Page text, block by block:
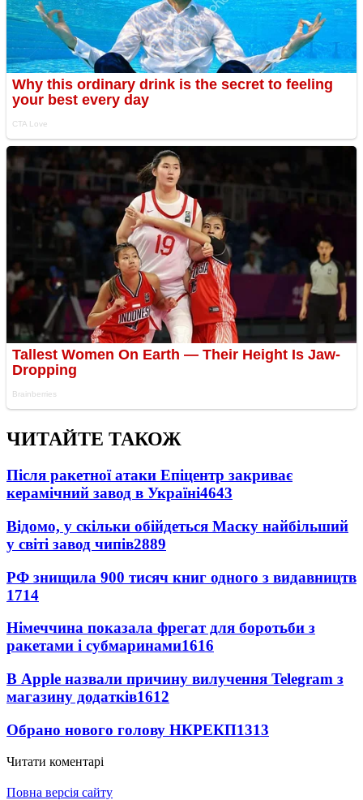
ЧИТАЙТЕ ТАКОЖ
Після ракетної атаки Епіцентр закриває
керамічний завод в Україні4643
Відомо, у скільки обійдеться Маску найбільший
у світі завод чипів2889
РФ знищила 900 тисяч книг одного з видавництв
1714
Німеччина показала фрегат для боротьби з
ракетами і субмаринами1616
В Apple назвали причину вилучення Telegram з
магазину додатків1612
Обрано нового голову НКРЕКП1313
Читати коментарі
Повна версія сайту